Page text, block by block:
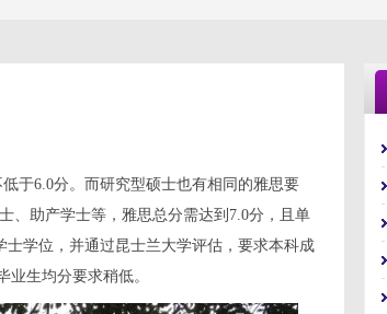
于6.0分。而研究型硕士也有相同的雅思要
、助产学士等，雅思总分需达到7.0分，且单
学位，并通过昆士兰大学评估，要求本科成
业生均分要求稍低。